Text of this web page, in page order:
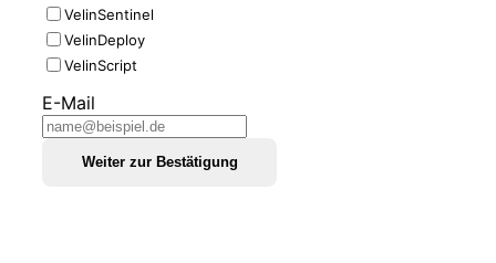
VelinSentinel
VelinDeploy
VelinScript
E-Mail
Weiter zur Bestätigung